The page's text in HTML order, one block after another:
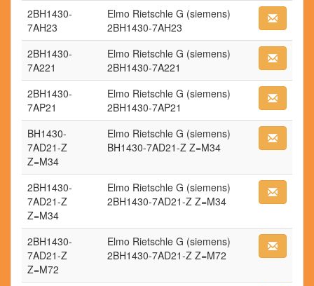
2BH1430-
7AH23
Elmo Rietschle G (siemens)
2BH1430-7AH23
2BH1430-
7A221
Elmo Rietschle G (siemens)
2BH1430-7A221
2BH1430-
7AP21
Elmo Rietschle G (siemens)
2BH1430-7AP21
BH1430-
7AD21-Z
Z=M34
Elmo Rietschle G (siemens)
BH1430-7AD21-Z Z=M34
2BH1430-
7AD21-Z
Z=M34
Elmo Rietschle G (siemens)
2BH1430-7AD21-Z Z=M34
2BH1430-
7AD21-Z
Z=M72
Elmo Rietschle G (siemens)
2BH1430-7AD21-Z Z=M72